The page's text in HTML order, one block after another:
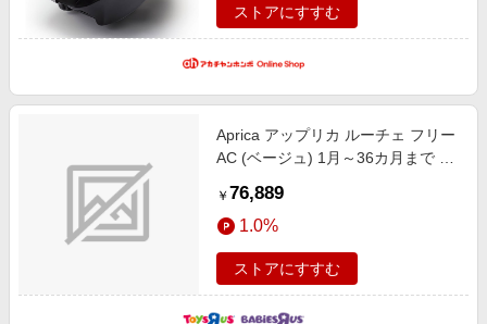
ストアにすすむ
Aprica アップリカ ルーチェ フリー
AC (ベージュ) 1月～36カ月まで 軽
￥ 76,889
1.0%
ストアにすすむ